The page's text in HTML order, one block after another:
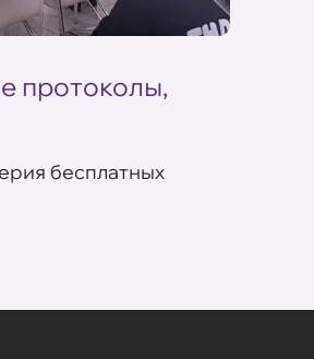
протоколы,
бесплатных